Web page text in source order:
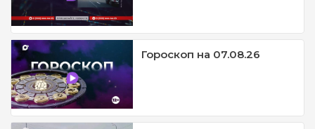
Гороскоп на 07.08.26